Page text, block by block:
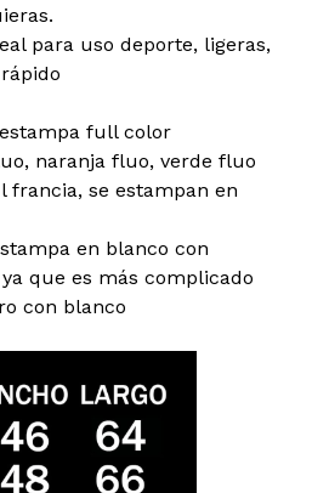
para uso deporte, ligeras,
full color
naranja fluo, verde fluo
francia, se estampan en
en blanco con
que es más complicado
con blanco